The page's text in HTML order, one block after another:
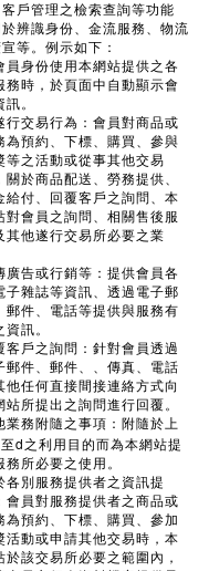
戶管理之檢索查詢等功能
辨識身份、金流服務、物流
等。例示如下：
員身份使用本網站提供之各
務時，於頁面中自動顯示會
訊。
行交易行為：會員對商品或
為預約、下標、購買、參與
等之活動或從事其他交易
關於商品配送、勞務提供、
給付、回覆客戶之詢問、本
對會員之詢問、相關售後服
其他遂行交易所必要之業
廣告或行銷等：提供會員各
子雜誌等資訊、透過電子郵
郵件、電話等提供與服務有
資訊。
客戶之詢問：針對會員透過
郵件、郵件、、傳真、電話
他任何直接間接連絡方式向
站所提出之詢問進行回覆。
業務附隨之事項：附隨於上
至d 之利用目的而為本網站提
務所必要之使用。
各別服務提供者之資訊提
會員對服務提供者之商品或
為預約、下標、購買、參加
活動或申請其他交易時，本
於該交易所必要之範圍內，